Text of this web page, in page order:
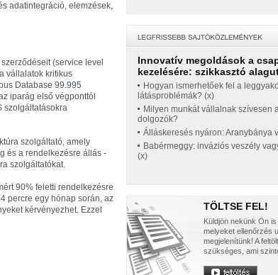
adatintegráció, elemzések,
(service level
vállalatok kritikus
Database 99.995
iparág első végponttól
szolgáltatásokra
szolgáltató, amely
és a rendelkezésre állás -
szolgáltatókat.
90% feletti rendelkezésre
percre egy hónap során, az
kérvényezhet. Ezzel
Innovatív megoldások a
kezelésére: szikkasztó
Hogyan ismerhetőek fel a
látásproblémák? (x)
Milyen munkát vállalnak szívesen
dolgozók?
Álláskeresés nyáron: Aranybánya
Babérmeggy: inváziós veszély
(x)
TÖLTSE FEL!
Küldjön nekünk Ön
melyeket ellenőrzés
megjelenítünk! A
szükséges, ami